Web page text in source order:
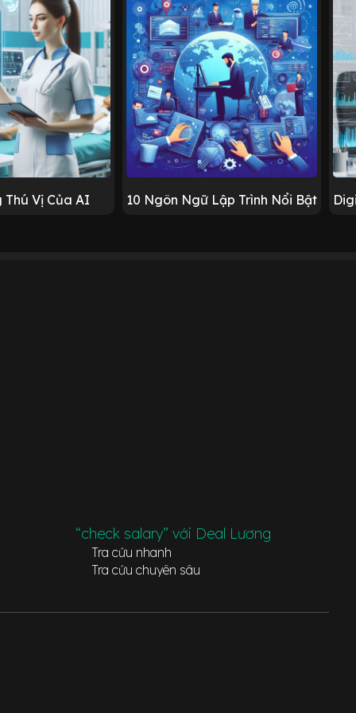
Thú Vị Của AI 10 Ngôn Ngữ Lập Trình Nổi Bật
“check salary” với Deal Lương
Tra cứu nhanh
Tra cứu chuyên sâu